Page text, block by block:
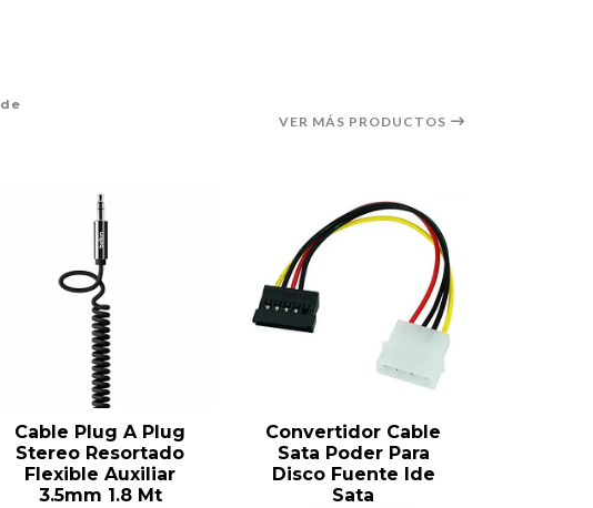
VER MÁS PRODUCTOS
Cable Plug A Plug
Stereo Resortado
Flexible Auxiliar
3.5mm 1.8 Mt
Convertidor Cable
Sata Poder Para
Disco Fuente Ide
Sata